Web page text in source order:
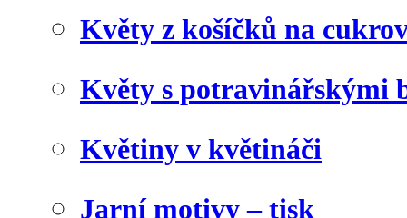
Květy z košíčků na
Květy s potravinářskými
Květiny v květináči
Jarní motivy – tisk